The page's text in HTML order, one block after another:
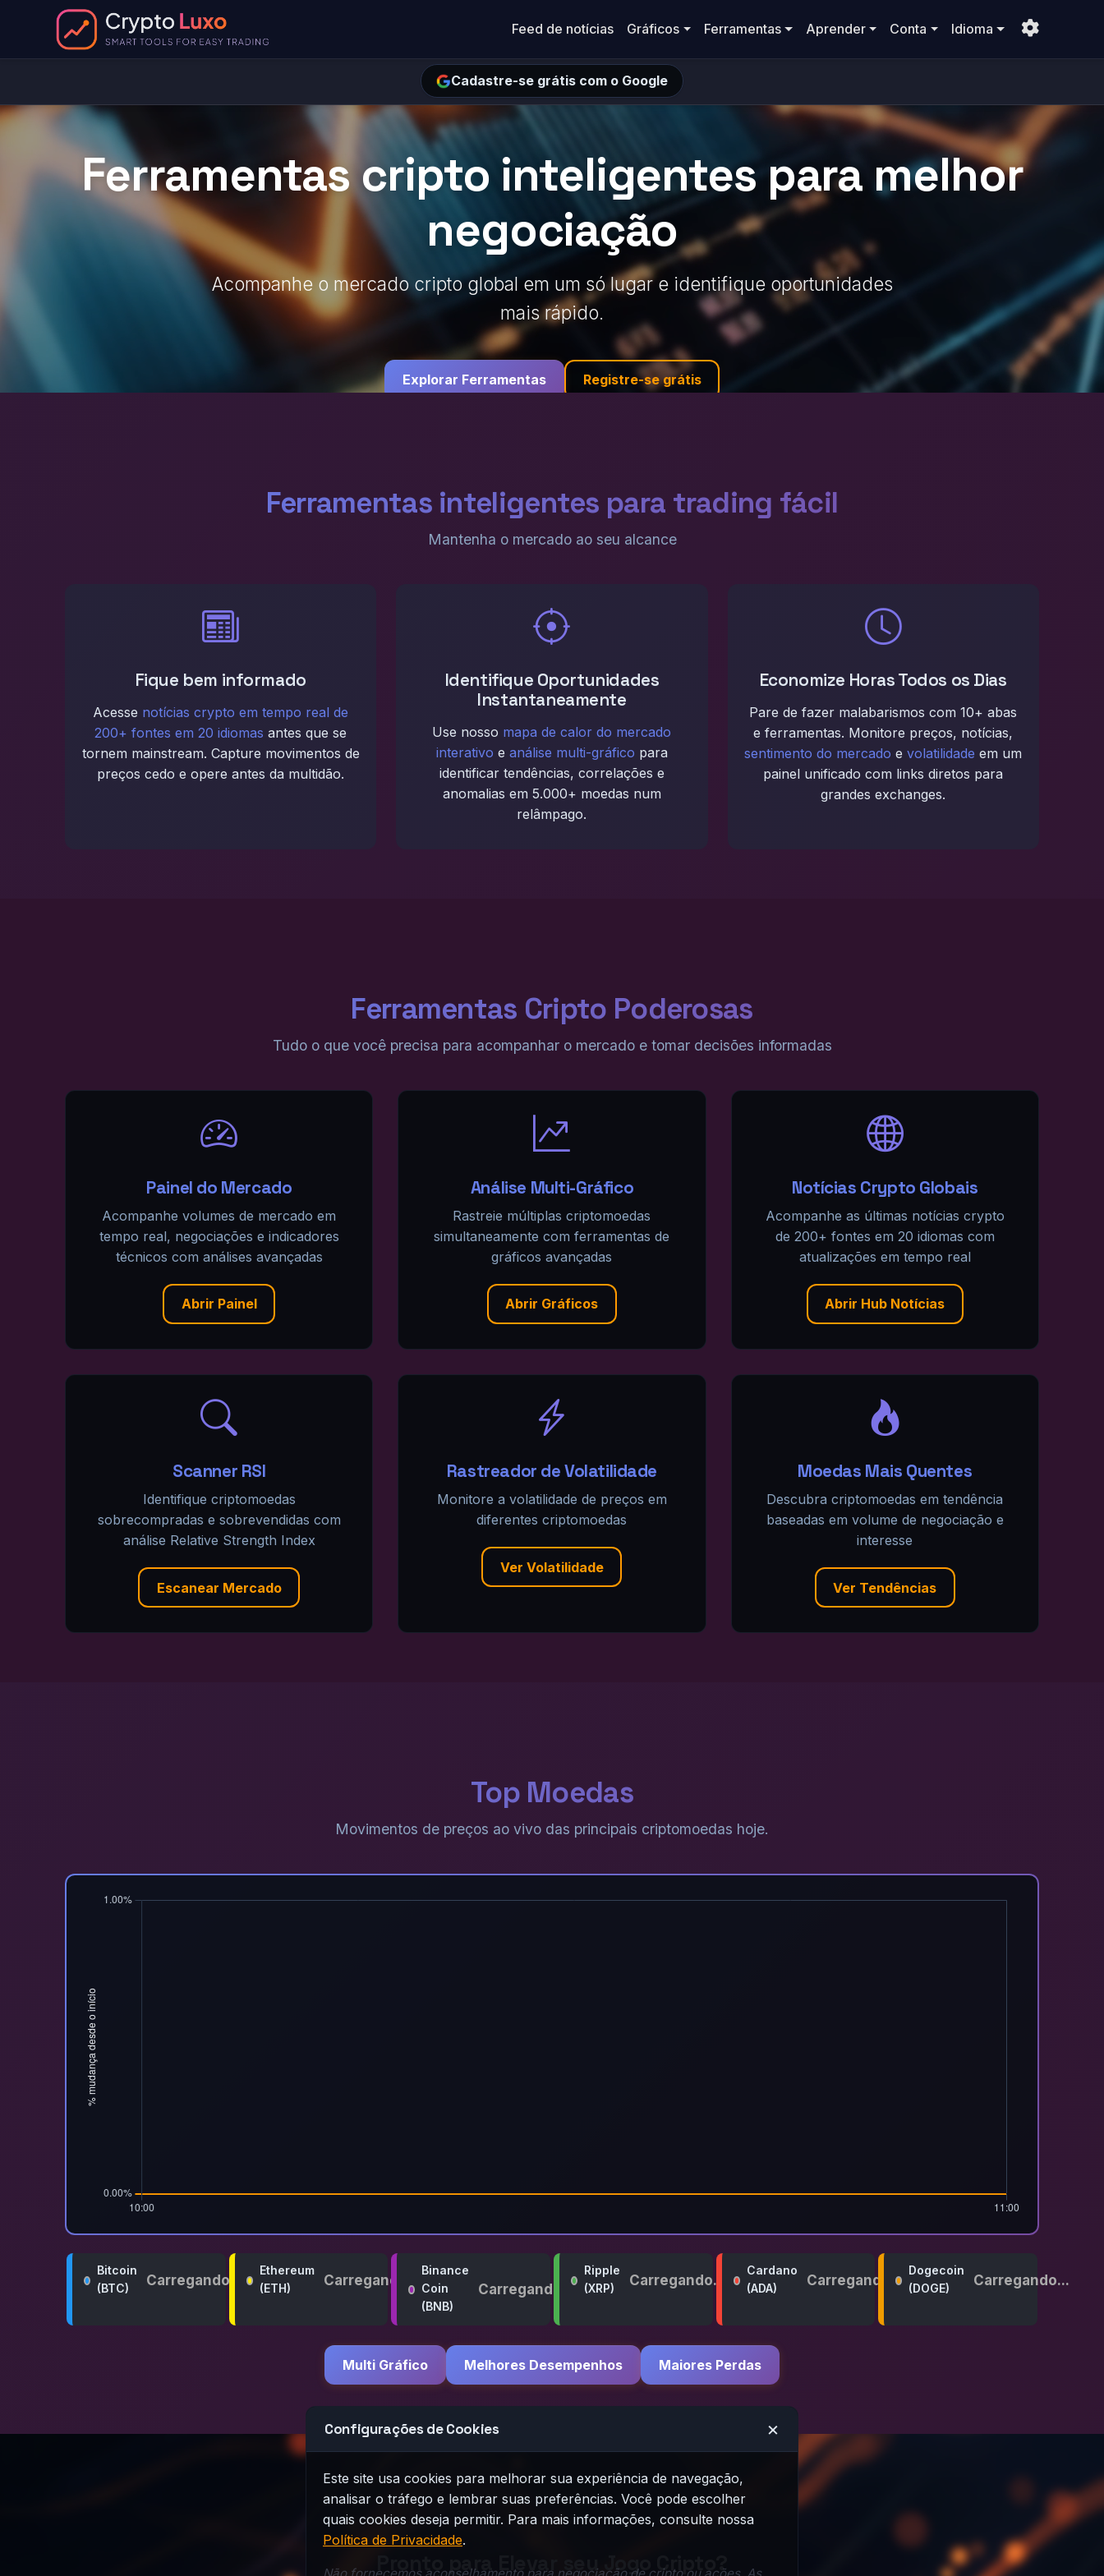
Feed de notícias Gráficos Ferramentas Aprender Conta Idioma
Cadastre-se grátis com o Google
Ferramentas cripto inteligentes para melhor
negociação
Acompanhe o mercado cripto global em um só lugar e identifique oportunidades
mais rápido.
Explorar Ferramentas Registre-se grátis
Ferramentas inteligentes para trading fácil
Mantenha o mercado ao seu alcance
Fique bem informado
Acesse notícias crypto em tempo real de
200+ fontes em 20 idiomas antes que se
tornem mainstream. Capture movimentos de
preços cedo e opere antes da multidão.
Identifique Oportunidades
Instantaneamente
Use nosso mapa de calor do mercado
interativo e análise multi-gráfico para
identificar tendências, correlações e
anomalias em 5.000+ moedas num
relâmpago.
Economize Horas Todos os Dias
Pare de fazer malabarismos com 10+ abas
e ferramentas. Monitore preços, notícias,
sentimento do mercado evolatilidade em um
painel unificado com links diretos para
grandes exchanges.
Ferramentas Cripto Poderosas
Tudo o que você precisa para acompanhar o mercado e tomar decisões informadas
Painel do Mercado
Acompanhe volumes de mercado em
tempo real, negociações e indicadores
técnicos com análises avançadas
Abrir Painel
Análise Multi-Gráfico
Rastreie múltiplas criptomoedas
simultaneamente com ferramentas de
gráficos avançadas
Abrir Gráficos
Notícias Crypto Globais
Acompanhe as últimas notícias crypto
de 200+ fontes em 20 idiomas com
atualizações em tempo real
Abrir Hub Notícias
Scanner RSI
Identifique criptomoedas
sobrecompradas e sobrevendidas com
análise Relative Strength Index
Escanear Mercado
Rastreador de Volatilidade
Monitore a volatilidade de preços em
diferentes criptomoedas
Ver Volatilidade
Moedas Mais Quentes
Descubra criptomoedas em tendência
baseadas em volume de negociação e
interesse
Ver Tendências
Top Moedas
Movimentos de preços ao vivo das principais criptomoedas hoje.
Bitcoin
(BTC)
Carregando...
Ethereum
(ETH)
Carregando...
Binance
Coin
(BNB)
Carregando...
Ripple
(XRP)
Carregando...
Cardano
(ADA)
Carregando...
Dogecoin
(DOGE)
Carregando...
Multi Gráfico Melhores Desempenhos Maiores Perdas
Pronto para Elevar seu Jogo Cripto?
Configurações de Cookies ×
Este site usa cookies para melhorar sua experiência de navegação,
analisar o tráfego e lembrar suas preferências. Você pode escolher
quais cookies deseja permitir. Para mais informações, consulte nossa
Política de Privacidade.